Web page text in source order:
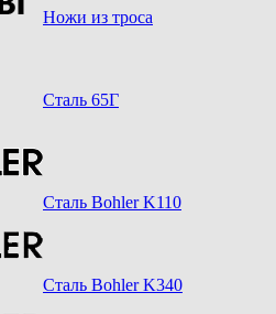
Ножи из троса
Сталь 65Г
Сталь Bohler K110
Сталь Bohler K340